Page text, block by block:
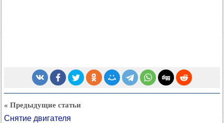
« Предыдущие статьи
Снятие двигателя